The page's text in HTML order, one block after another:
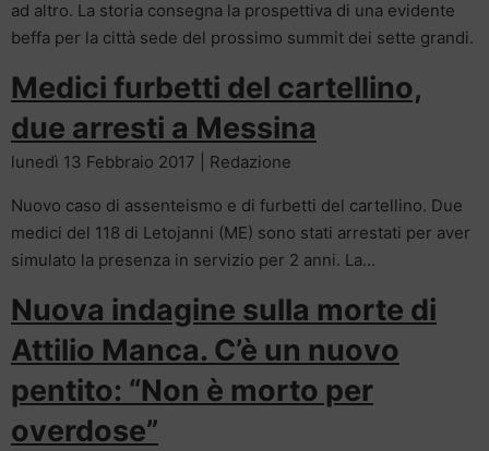
ad altro. La storia consegna la prospettiva di una evidente
beffa per la città sede del prossimo summit dei sette grandi.
Medici furbetti del cartellino,
due arresti a Messina
lunedì 13 Febbraio 2017 | Redazione
Nuovo caso di assenteismo e di furbetti del cartellino. Due
medici del 118 di Letojanni (ME) sono stati arrestati per aver
simulato la presenza in servizio per 2 anni. La…
Nuova indagine sulla morte di
Attilio Manca. C’è un nuovo
pentito: “Non è morto per
overdose”